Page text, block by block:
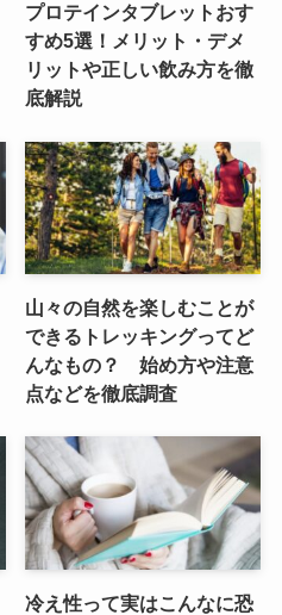
プロテインタブレットおす
すめ5選！メリット・デメ
リットや正しい飲み方を徹
底解説
山々の自然を楽しむことが
できるトレッキングってど
んなもの？ 始め方や注意
点などを徹底調査
冷え性って実はこんなに恐